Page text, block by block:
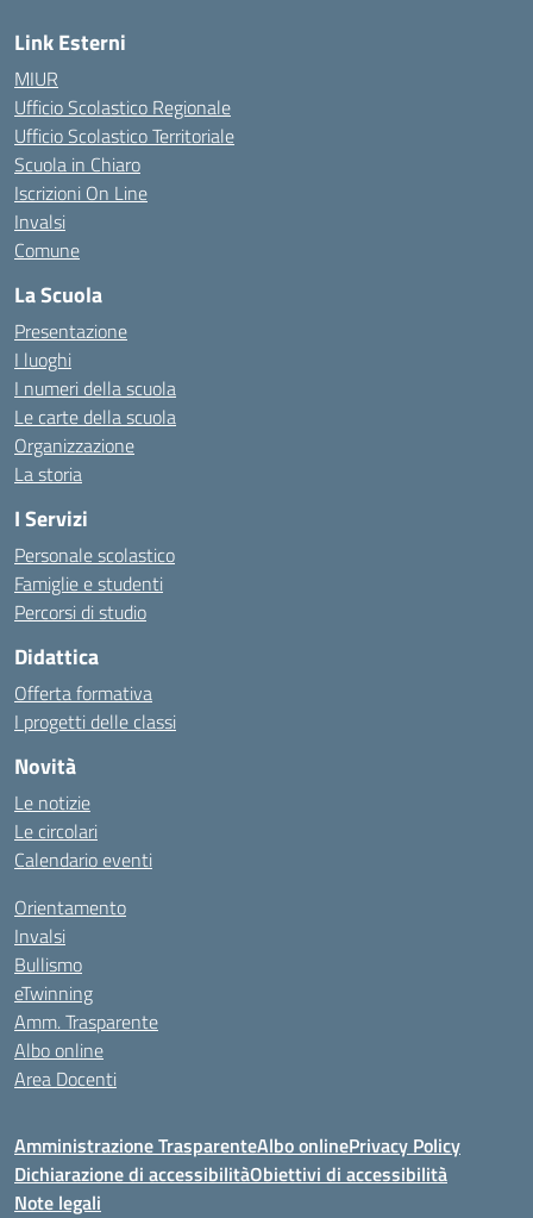
Link Esterni
MIUR
Ufficio Scolastico Regionale
Ufficio Scolastico Territoriale
Scuola in Chiaro
Iscrizioni On Line
Invalsi
Comune
La Scuola
Presentazione
I luoghi
I numeri della scuola
Le carte della scuola
Organizzazione
La storia
I Servizi
Personale scolastico
Famiglie e studenti
Percorsi di studio
Didattica
Offerta formativa
I progetti delle classi
Novità
Le notizie
Le circolari
Calendario eventi
Orientamento
Invalsi
Bullismo
eTwinning
Amm. Trasparente
Albo online
Area Docenti
Amministrazione TrasparenteAlbo onlinePrivacy Policy
Dichiarazione di accessibilitàObiettivi di accessibilità
Note legali